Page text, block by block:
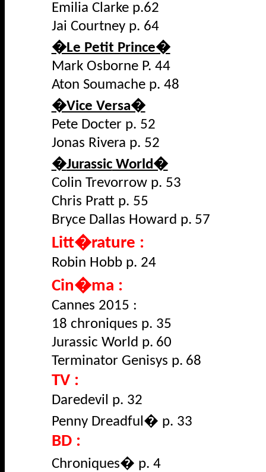
Emilia Clarke p.62
Jai Courtney p. 64
�Le Petit Prince�
Mark Osborne P. 44
Aton Soumachep. 48
�Vice Versa�
Pete Docterp. 52
Jonas Rivera p. 52
�JurassicWorld�
Colin Trevorrowp. 53
Chris Pratt p. 55
Bryce Dallas Howard p. 57
Litt�rature :
Robin Hobbp. 24
Cin�ma :
Cannes 2015 :
18 chroniques p. 35
Jurassic World p. 60
Terminator Genisys p. 68
TV :
Daredevil p. 32
Penny Dreadful� p. 33
BD :
Chroniques� p. 4